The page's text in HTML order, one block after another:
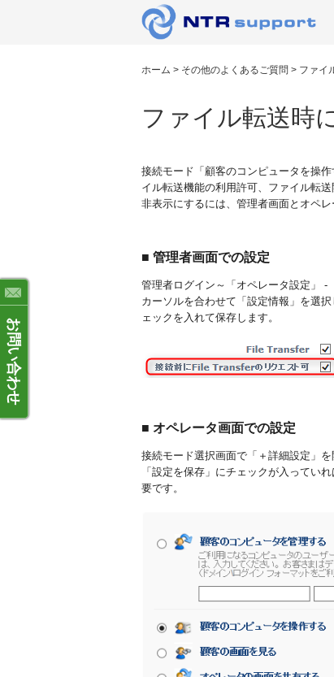
ホーム > その他のよくあるご質問 > ファイ
ファイル転送時
接続モード「顧客のコンピュータを操
イル転送機能の利用許可、ファイル転
非表示にするには、管理者画面とオペ
■ 管理者画面での設定
管理者ログイン～「オペレータ設定」 -
カーソルを合わせて「設定情報」を選
ェックを入れて保存します。
■ オペレータ画面での設定
接続モード選択画面で「＋詳細設定」
「設定を保存」にチェックが入ってい
要です。
お問い合わせ